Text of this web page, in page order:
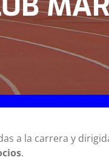
a la carrera y
.